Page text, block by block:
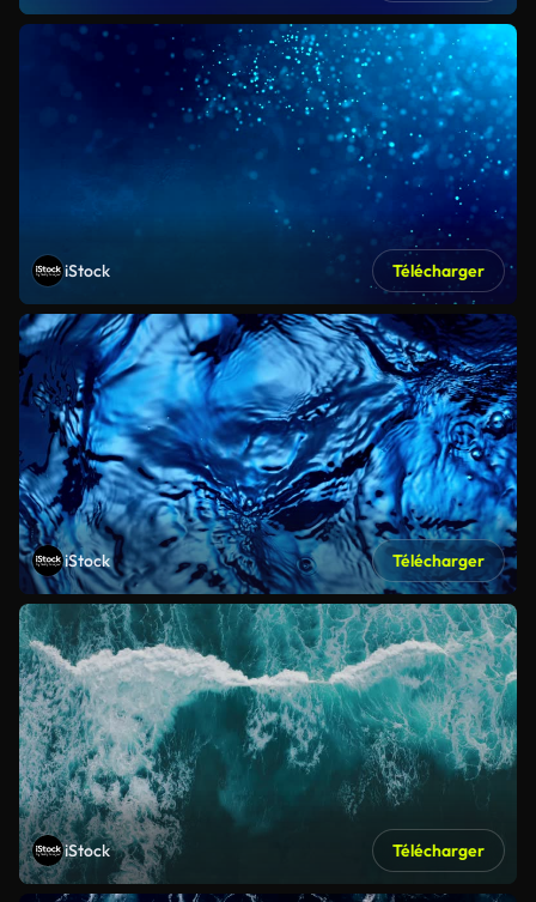
iStock Télécharger
iStock Télécharger
iStock Télécharger